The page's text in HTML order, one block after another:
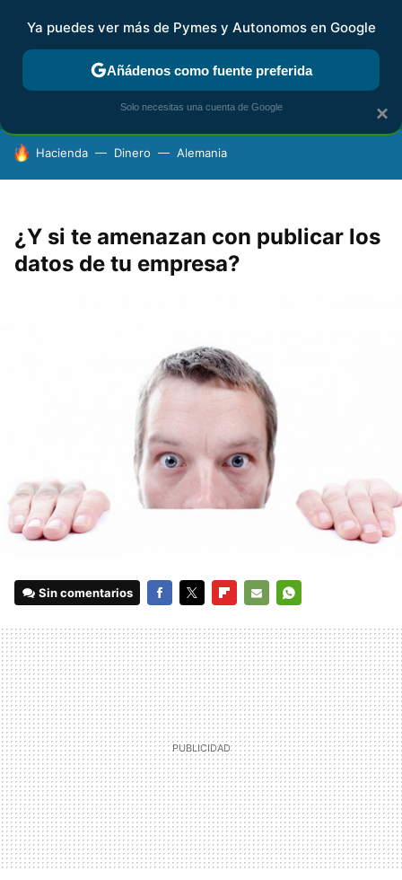
FISCALIDAD Y CONTABILIDAD KIT DIGITAL RENTA
HOY SE HABLA DE
Hacienda Dinero Alemania
¿Y si te amenazan con publicar los
datos de tu empresa?
Sin comentarios
MAIL
×
Ya puedes ver más de Pymes y Autonomos en Google
Añádenos como fuente preferida
Solo necesitas una cuenta de Google